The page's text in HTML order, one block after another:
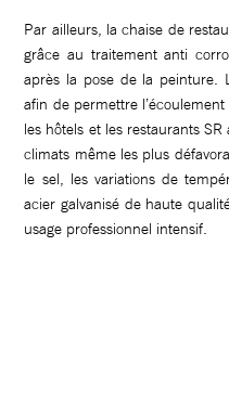
Par ailleurs, la chaise de
grâce au traitement anti
après la pose de la peinture.
afin de permettre
les hôtels et les restaurants
climats même les plus
le sel, les variations de
acier galvanisé de haute
usage professionnel intensif.